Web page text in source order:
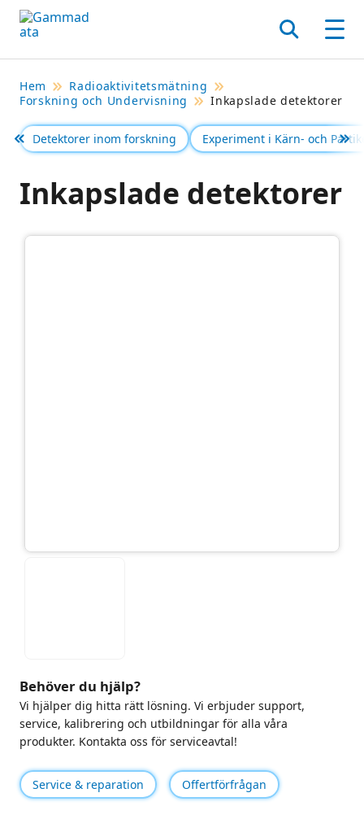
Hoppa
till
Sök
Hem
Radioaktivitetsmätning
Forskning och Undervisning
Inkapslade detektorer
Detektorer inom forskning Experiment i Kärn- och
Föregående Se
Inkapslade detektorer
Behöver du hjälp?
Vi hjälper dig hitta rätt lösning. Vi erbjuder support,
service, kalibrering och utbildningar för alla våra
produkter. Kontakta oss för serviceavtal!
Service & reparation Offertförfrågan